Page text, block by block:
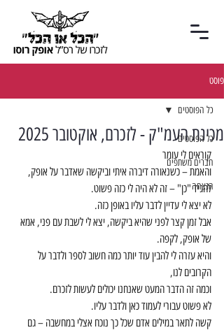
פוסט
כל הפוסטים
חברים משתפים
הנצחה
כל הפוסטים
מכינת העמ"ק - לזכרם, אוקטובר 2025
קוראים לי עומר
והאמת – כשנאורה דיברה איתי וביקשה שאדבר על אופק,
להגיד "כן" – זה לא היה לי כזה פשוט.
לא יצא לי עדיין לדבר עליו באופן כזה.
אבל זמן קצר לפני שהיא ביקשה, יצא לי לשבת עם פני, אמא
של אופק, לקפה.
והיא עזרה לי להבין עוד יותר כמה חשוב לספר ולדבר על
הקרובים לנו,
וכמה זה הדבר המעט שאנחנו יכולים לעשות לזכרם.
לא פשוט עבורי לעמוד כאן ולדבר עליו.
קשה לתאר במילים אדם שכל כך נוכח אצלי במחשבה – גם